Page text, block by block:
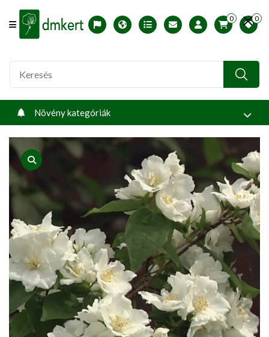
Offcanvas Menu Open
English version
Télállósági zónák
Nyomtatható ABC árjegyzék
Profilom
0 0
Növény kategóriák
product view